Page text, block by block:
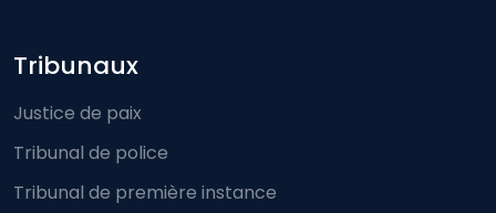
Footer-menu
Tribunaux
Justice de paix
Tribunal de police
Tribunal de première instance